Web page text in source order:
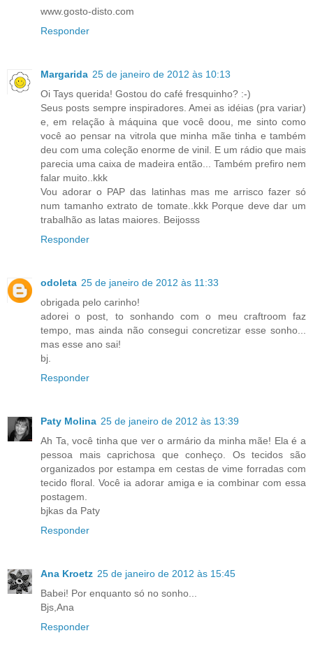
www.gosto-disto.com
Responder
Margarida 25 de janeiro de 2012 às 10:13
Oi Tays querida! Gostou do café fresquinho? :-)
Seus posts sempre inspiradores. Amei as idéias (pra variar)
e, em relação à máquina que você doou, me sinto como
você ao pensar na vitrola que minha mãe tinha e também
deu com uma coleção enorme de vinil. E um rádio que mais
parecia uma caixa de madeira então... Também prefiro nem
falar muito..kkk
Vou adorar o PAP das latinhas mas me arrisco fazer só
num tamanho extrato de tomate..kkk Porque deve dar um
trabalhão as latas maiores. Beijosss
Responder
odoleta 25 de janeiro de 2012 às 11:33
obrigada pelo carinho!
adorei o post, to sonhando com o meu craftroom faz
tempo, mas ainda não consegui concretizar esse sonho...
mas esse ano sai!
bj.
Responder
Paty Molina 25 de janeiro de 2012 às 13:39
Ah Ta, você tinha que ver o armário da minha mãe! Ela é a
pessoa mais caprichosa que conheço. Os tecidos são
organizados por estampa em cestas de vime forradas com
tecido floral. Você ia adorar amiga e ia combinar com essa
postagem.
bjkas da Paty
Responder
Ana Kroetz 25 de janeiro de 2012 às 15:45
Babei! Por enquanto só no sonho...
Bjs,Ana
Responder